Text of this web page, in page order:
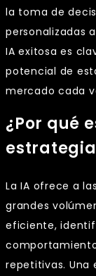
la toma de
personalizadas
IA exitosa es
potencial de
mercado cada
¿Por qué
La IA ofrece a
grandes
eficiente,
repetitivas. Una